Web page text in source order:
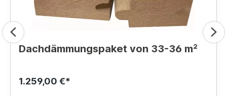
Dachdämmungspaket von 33-36 m²
1.259,00 €*